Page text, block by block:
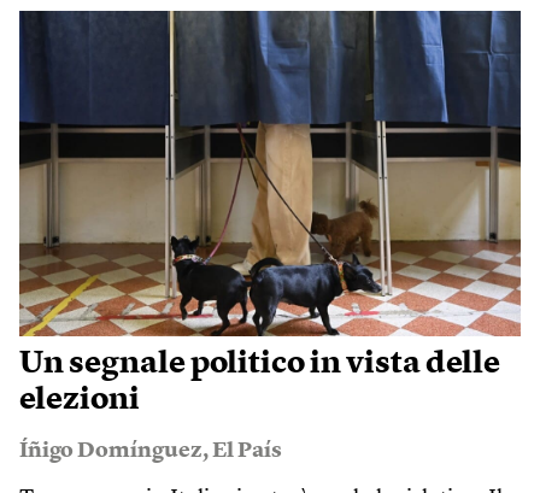
Un segnale politico in vista delle
elezioni
Íñigo Domínguez,El País